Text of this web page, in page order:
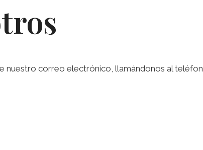
correo electrónico, llamándonos al